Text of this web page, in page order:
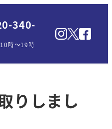
340-
時～19時
りしまし